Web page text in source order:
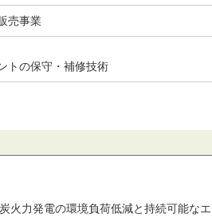
売事業
トの保守・補修技術
火力発電の環境負荷低減と持続可能な